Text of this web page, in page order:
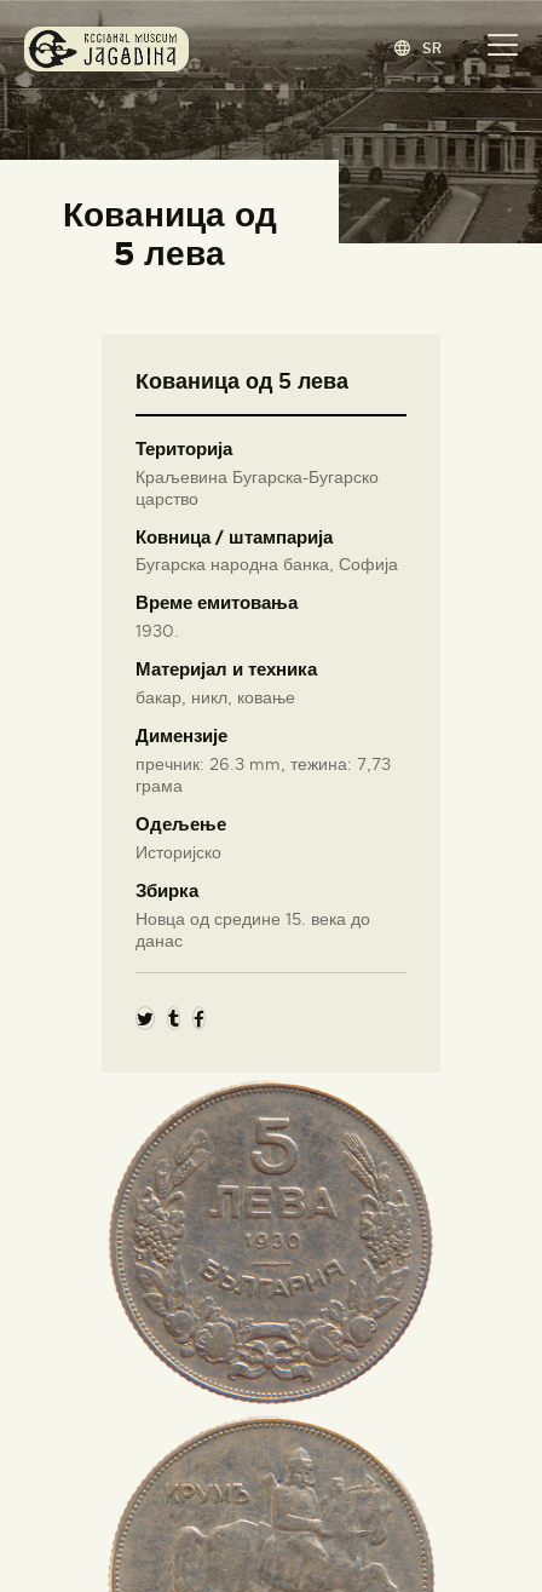
SR
Кованица од
5 лева
ЗАВИЧАЈНИ МУЗЕЈ ЈАГОДИНА
www.jagodina.museum
ЗБИРКЕ
ИЗЛОЖБЕ
БЛОГ
НАШ МУЗЕЈ
ENGLISH(
Кованица од 5 лева
Територија
Краљевина Бугарска-Бугарско
царство
Ковница / штампарија
Бугарска народна банка, Софија
Време емитовања
1930.
Материјал и техника
бакар, никл, ковање
Димензије
пречник: 26.3 mm, тежина: 7,73
грама
Одељење
Историјско
Збирка
Новца од средине 15. века до
данас